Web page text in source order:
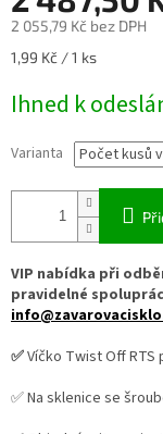
2 055,79 Kč bez DPH
Měrná
1,99 Kč / 1 ks
Ihned k
Varianta
VIP nabídka při
pravidelné
✅Víčko Twist Off RTS
✅ Na sklenice se